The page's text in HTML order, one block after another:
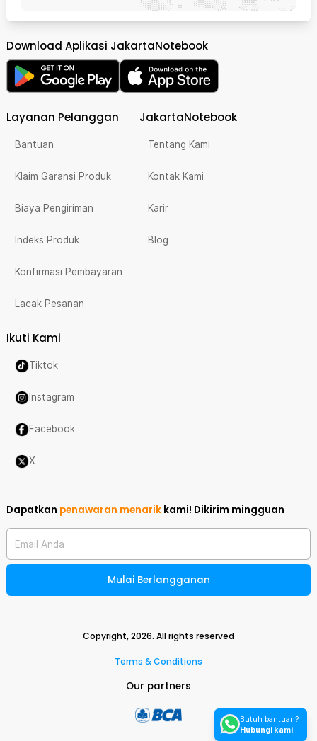
Download Aplikasi JakartaNotebook
Layanan Pelanggan
Bantuan
Klaim Garansi Produk
Biaya Pengiriman
Indeks Produk
Konfirmasi Pembayaran
Lacak Pesanan
JakartaNotebook
Tentang Kami
Kontak Kami
Karir
Blog
Ikuti Kami
Tiktok
Instagram
Facebook
X
Dapatkan penawaran menarik kami! Dikirim mingguan
Email Anda
Mulai Berlangganan
Copyright,2026. All rights reserved
Terms & Conditions
Our partners
Butuh bantuan?
Hubungi kami